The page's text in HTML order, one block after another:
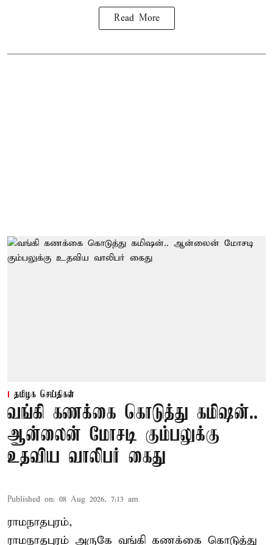
Read More
தமிழக செய்திகள்
வங்கி கணக்கை கொடுத்து கமிஷன்..
ஆன்லைன் மோசடி கும்பலுக்கு
உதவிய வாலிபர் கைது
Published on: 08 Aug 2026, 7:13 am
ராமநாதபுரம்,
ராமநாதபுரம் அருகே வங்கி கணக்கை கொடுத்து